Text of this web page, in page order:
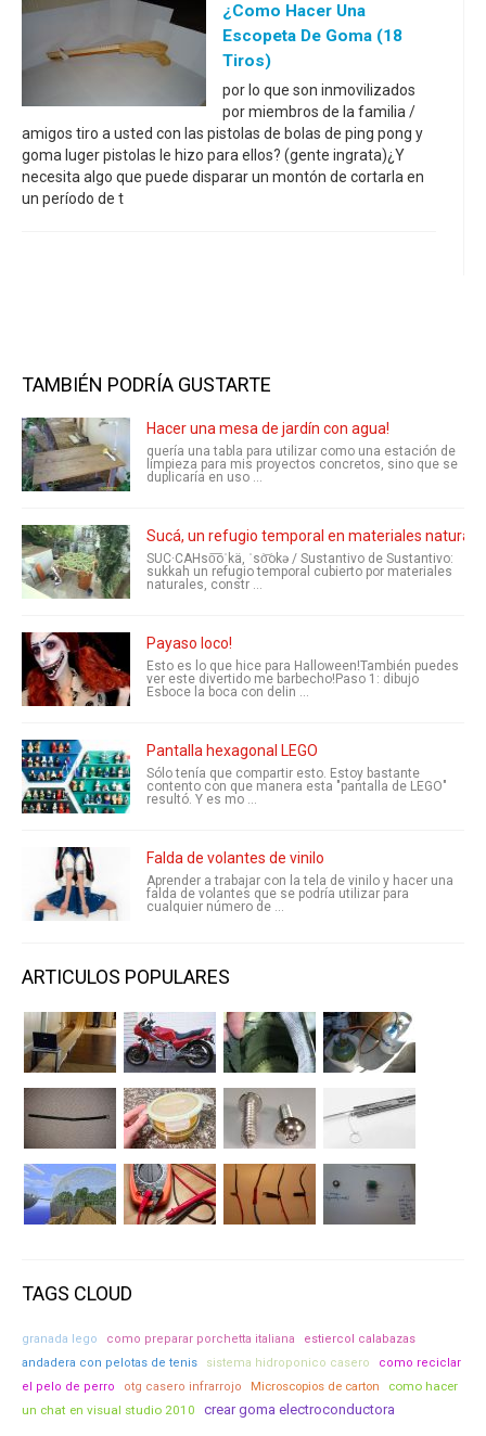
¿Como Hacer Una
Escopeta De Goma (18
Tiros)
por lo que son inmovilizados
por miembros de la familia /
amigos tiro a usted con las pistolas de bolas de ping pong y
goma luger pistolas le hizo para ellos? (gente ingrata)¿Y
necesita algo que puede disparar un montón de cortarla en
un período de t
TAMBIÉN PODRÍA GUSTARTE
Hacer una mesa de jardín con agua!
quería una tabla para utilizar como una estación de
limpieza para mis proyectos concretos, sino que se
duplicaría en uso ...
Sucá, un refugio temporal en materiales
SUC·CAHso͞oˈkä, ˈso͝okə / Sustantivo de Sustantivo:
sukkah un refugio temporal cubierto por materiales
naturales, constr ...
Payaso loco!
Esto es lo que hice para Halloween!También puedes
ver este divertido me barbecho!Paso 1: dibujo
Esboce la boca con delin ...
Pantalla hexagonal LEGO
Sólo tenía que compartir esto. Estoy bastante
contento con que manera esta "pantalla de LEGO"
resultó. Y es mo ...
Falda de volantes de vinilo
Aprender a trabajar con la tela de vinilo y hacer una
falda de volantes que se podría utilizar para
cualquier número de ...
ARTICULOS POPULARES
TAGS CLOUD
granada lego como preparar porchetta italiana
estiercol calabazas
andadera con pelotas de tenis
sistema hidroponico casero
como reciclar
el pelo de perro
otg casero infrarrojo Microscopios de carton
como hacer
un chat en visual studio 2010
crear goma electroconductora